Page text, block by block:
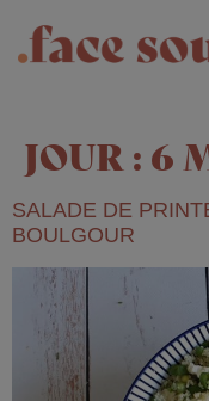
JOUR : 6
SALADE DE
BOULGOUR